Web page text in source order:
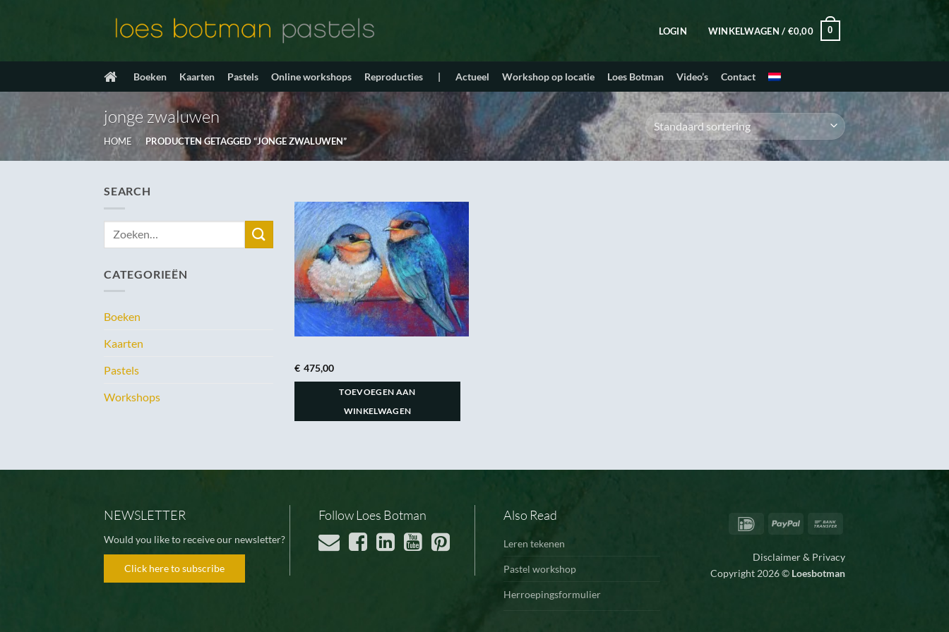
LOGIN WINKELWAGEN / €0,00 0
Boeken Kaarten Pastels Online workshops Reproducties | Actueel Workshop op locatie Loes Botman Video’s Contact
jonge zwaluwen
HOME / PRODUCTEN GETAGGED “JONGE ZWALUWEN”
SEARCH
Zoeken
CATEGORIEËN
Boeken
Kaarten
Pastels
Workshops
€ 475,00
TOEVOEGEN AAN
WINKELWAGEN
NEWSLETTER
Would you like to receive our newsletter?
Click here to subscribe
Follow Loes Botman Also Read
Leren tekenen
Pastel workshop
Herroepingsformulier
IDeal PayPal
Disclaimer & Privacy
Copyright 2026 © Loesbotman